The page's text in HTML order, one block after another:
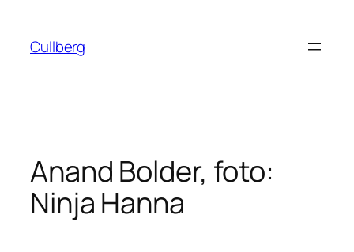
innehåll
Cullberg
Anand Bolder, foto:
Ninja Hanna